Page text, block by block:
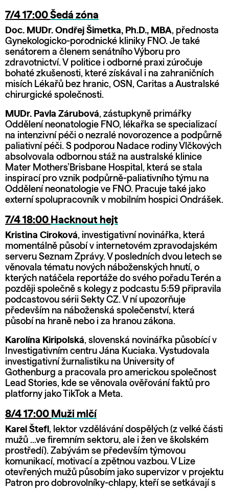
7/4 17:00 Šedá zóna
Doc. MUDr. Ondřej Šimetka, Ph.D., MBA, přednosta
Gynekologicko-porodnické kliniky FNO. Je také
senátorem a členem senátního Výboru pro
zdravotnictví. V politice i odborné praxi zúročuje
bohaté zkušenosti, které získával i na zahraničních
misích Lékařů bez hranic, OSN, Caritas a Australské
chirurgické společnosti.
MUDr. Pavla Zárubová, zástupkyně primářky
Oddělení neonatologie FNO, lékařka se specializací
na intenzivní péči o nezralé novorozence a podpůrně
paliativní péči. S podporou Nadace rodiny Vlčkových
absolvovala odbornou stáž na australské klinice
Mater Mothers’Brisbane Hospital, která se stala
inspirací pro vznik podpůrně-paliativního týmu na
Oddělení neonatologie ve FNO. Pracuje také jako
externí spolupracovník v mobilním hospici Ondrášek.
7/4 18:00 Hacknout hejt
Kristina Ciroková, investigativní novinářka, která
momentálně působí v internetovém zpravodajském
serveru Seznam Zprávy. V posledních dvou letech se
věnovala tématu nových náboženských hnutí, o
kterých natáčela reportáže do svého pořadu Terén a
později společně s kolegy z podcastu 5:59 připravila
podcastovou sérii Sekty CZ. V ní upozorňuje
především na náboženská společenství, která
působí na hraně nebo i za hranou zákona.
K‍arolína Kiripolská, slovenská novinářka působící v
Investigativním centru Jána Kuciaka. Vystudovala
investigativní žurnalistiku na University of
Gothenburg a pracovala pro americkou společnost
Lead Stories, kde se věnovala ověřování faktů pro
platforny jako TikTok a Meta.
8/4 17:00 Muži mlčí
Karel Štefl , lektor vzdělávání dospělých (z velké části
mužů ...ve firemním sektoru, ale i žen ve školském
prostředí). Zabývám se především týmovou
komunikací, motivací a zpětnou vazbou. V Lize
otevřených mužů působím jako supervizor v projektu
Patron pro dobrovolníky-chlapy, kteří se setkávají s